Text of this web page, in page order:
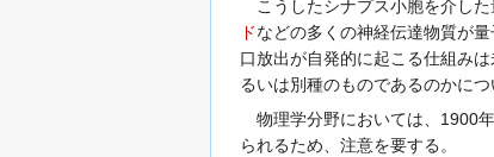
こうしたシナプス小胞を介した
ドなどの多くの神経伝達物質が
口放出が自発的に起こる仕組み
るいは別種のものであるのかにつ
物理学分野においては、1900
られるため、注意を要する。